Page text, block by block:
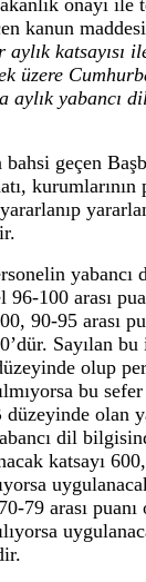
kanun
aylık katsayısı
üzere
yabancı
geçen
kurumlarının
yabancı
100 arası
90-95 arası
Sayılan bu
olup
bu
düzeyinde olan
dil
katsayı
79 arası puanı